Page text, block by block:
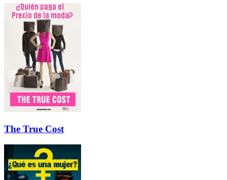
The True Cost